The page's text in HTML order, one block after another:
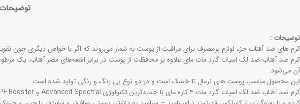
توضیحات :
کرم‌ های ضد آفتاب جزء لوازم پرمصرف برای مراقبت از پوست به شمار می‌روند که اگر با خواص دیگری چون
کرم ضد آفتاب ضد لک اسپات گارد مات مای علاوه بر محافظت از پوست در برابر اشعه‌های مضر آفتاب، یک
آن می‌شود.
این محصول مناسب پوست‌ های نرمال تا خشک است و در دو نوع بی رنگ و رنگی تولید شده است.